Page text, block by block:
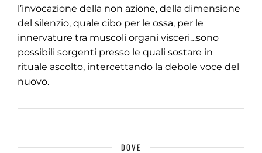
l’invocazione della non azione, della dimensione
del silenzio, quale cibo per le ossa, per le
innervature tra muscoli organi visceri…sono
possibili sorgenti presso le quali sostare in
rituale ascolto, intercettando la debole voce del
nuovo.
DOVE